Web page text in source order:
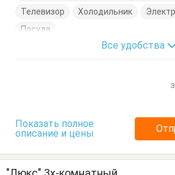
Телевизор
Холодильник
Посуда
Все удобства
Показать полное
описание и цены